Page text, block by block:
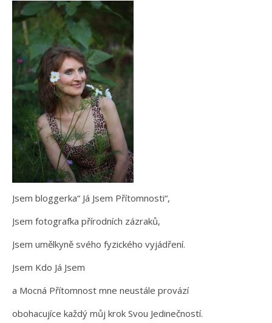
Jsem bloggerka“ Já Jsem Přítomnosti“,
Jsem fotografka přírodních zázraků,
Jsem umělkyně svého fyzického vyjádření.
Jsem Kdo Já Jsem
a Mocná Přítomnost mne neustále provází
obohacujíce každý můj krok Svou Jedinečností.